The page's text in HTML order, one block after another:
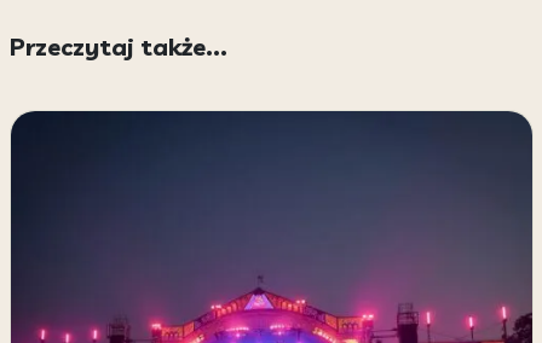
Przeczytaj także...